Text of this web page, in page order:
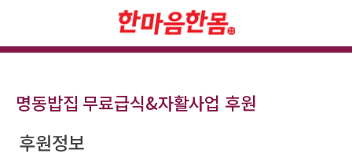
명동밥집 무료급식&자활사업 후원
후원정보